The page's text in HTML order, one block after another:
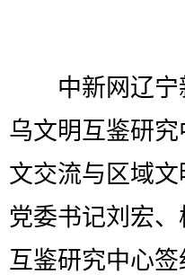
中新网辽宁
乌文明互鉴研
文交流与区域
党委书记刘宏
互鉴研究中心